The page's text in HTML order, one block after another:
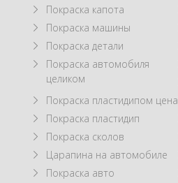
Покраска капота
Покраска машины
Покраска детали
Покраска автомобиля
целиком
Покраска пластидипом цена
Покраска пластидип
Покраска сколов
Царапина на автомобиле
Покраска авто